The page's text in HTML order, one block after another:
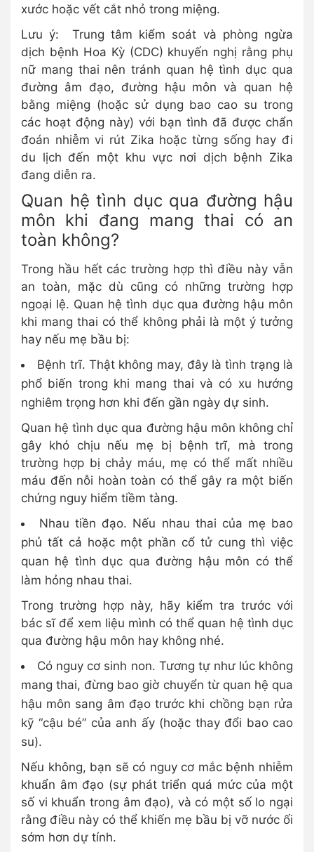
xước hoặc vết cắt nhỏ trong miệng.
Lưu ý: Trung tâm kiểm soát và phòng ngừa
dịch bệnh Hoa Kỳ (CDC) khuyến nghị rằng phụ
nữ mang thai nên tránh quan hệ tình dục qua
đường âm đạo, đường hậu môn và quan hệ
bằng miệng (hoặc sử dụng bao cao su trong
các hoạt động này) với bạn tình đã được chẩn
đoán nhiễm vi rút Zika hoặc từng sống hay đi
du lịch đến một khu vực nơi dịch bệnh Zika
đang diễn ra.
Quan hệ tình dục qua đường hậu
môn khi đang mang thai có an
toàn không?
Trong hầu hết các trường hợp thì điều này vẫn
an toàn, mặc dù cũng có những trường hợp
ngoại lệ. Quan hệ tình dục qua đường hậu môn
khi mang thai có thể không phải là một ý tưởng
hay nếu mẹ bầu bị:
Bệnh trĩ. Thật không may, đây là tình trạng là
phổ biến trong khi mang thai và có xu hướng
nghiêm trọng hơn khi đến gần ngày dự sinh.
Quan hệ tình dục qua đường hậu môn không chỉ
gây khó chịu nếu mẹ bị bệnh trĩ, mà trong
trường hợp bị chảy máu, mẹ có thể mất nhiều
máu đến nỗi hoàn toàn có thể gây ra một biến
chứng nguy hiểm tiềm tàng.
Nhau tiền đạo. Nếu nhau thai của mẹ bao
phủ tất cả hoặc một phần cổ tử cung thì việc
quan hệ tình dục qua đường hậu môn có thể
làm hỏng nhau thai.
Trong trường hợp này, hãy kiểm tra trước với
bác sĩ để xem liệu mình có thể quan hệ tình dục
qua đường hậu môn hay không nhé.
Có nguy cơ sinh non. Tương tự như lúc không
mang thai, đừng bao giờ chuyển từ quan hệ qua
hậu môn sang âm đạo trước khi chồng bạn rửa
kỹ “cậu bé” của anh ấy (hoặc thay đổi bao cao
su).
Nếu không, bạn sẽ có nguy cơ mắc bệnh nhiễm
khuẩn âm đạo (sự phát triển quá mức của một
số vi khuẩn trong âm đạo), và có một số lo ngại
rằng điều này có thể khiến mẹ bầu bị vỡ nước ối
sớm hơn dự tính.